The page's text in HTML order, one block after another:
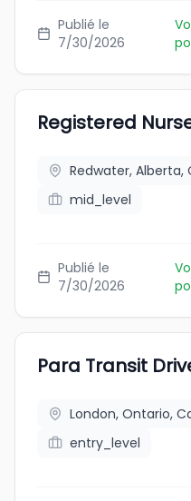
Publié le
7/30/2026
Registered
Redwater, Alberta,
mid_level
Publié le
7/30/2026
Para Transit
London, Ontario,
entry_level